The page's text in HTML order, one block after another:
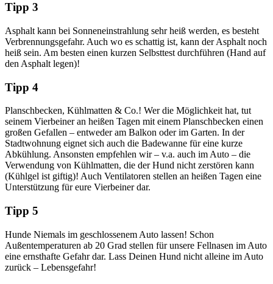
Tipp 3
Asphalt kann bei Sonneneinstrahlung sehr heiß werden, es besteht
Verbrennungsgefahr. Auch wo es schattig ist, kann der Asphalt noch
heiß sein. Am besten einen kurzen Selbsttest durchführen (Hand auf
den Asphalt legen)!
Tipp 4
Planschbecken, Kühlmatten & Co.! Wer die Möglichkeit hat, tut
seinem Vierbeiner an heißen Tagen mit einem Planschbecken einen
großen Gefallen – entweder am Balkon oder im Garten. In der
Stadtwohnung eignet sich auch die Badewanne für eine kurze
Abkühlung. Ansonsten empfehlen wir – v.a. auch im Auto – die
Verwendung von Kühlmatten, die der Hund nicht zerstören kann
(Kühlgel ist giftig)! Auch Ventilatoren stellen an heißen Tagen eine
Unterstützung für eure Vierbeiner dar.
Tipp 5
Hunde Niemals im geschlossenem Auto lassen! Schon
Außentemperaturen ab 20 Grad stellen für unsere Fellnasen im Auto
eine ernsthafte Gefahr dar. Lass Deinen Hund nicht alleine im Auto
zurück – Lebensgefahr!